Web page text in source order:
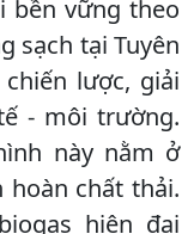
bền vững theo
sạch tại Tuyên
lược, giải
- môi trường.
này nằm ở
hoàn chất thải.
hiện đại